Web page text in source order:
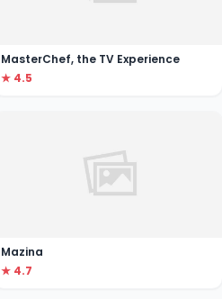
MasterChef, the TV Experience
★ 4.5
Mazina
★ 4.7